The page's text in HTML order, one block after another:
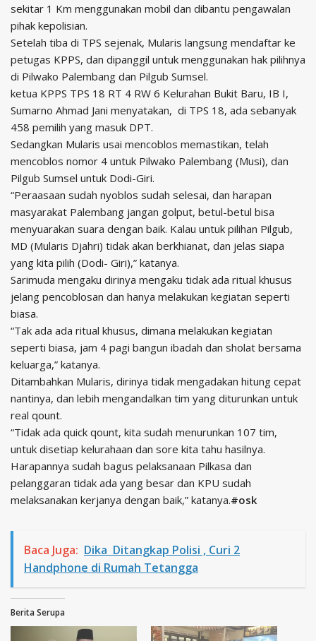
sekitar 1 Km menggunakan mobil dan dibantu pengawalan
pihak kepolisian.
Setelah tiba di TPS sejenak, Mularis langsung mendaftar ke
petugas KPPS, dan dipanggil untuk menggunakan hak pilihnya
di Pilwako Palembang dan Pilgub Sumsel.
ketua KPPS TPS 18 RT 4 RW 6 Kelurahan Bukit Baru, IB I,
Sumarno Ahmad Jani menyatakan, di TPS 18, ada sebanyak
458 pemilih yang masuk DPT.
Sedangkan Mularis usai mencoblos memastikan, telah
mencoblos nomor 4 untuk Pilwako Palembang (Musi), dan
Pilgub Sumsel untuk Dodi-Giri.
“Peraasaan sudah nyoblos sudah selesai, dan harapan
masyarakat Palembang jangan golput, betul-betul bisa
menyuarakan suara dengan baik. Kalau untuk pilihan Pilgub,
MD (Mularis Djahri) tidak akan berkhianat, dan jelas siapa
yang kita pilih (Dodi- Giri),” katanya.
Sarimuda mengaku dirinya mengaku tidak ada ritual khusus
jelang pencoblosan dan hanya melakukan kegiatan seperti
biasa.
“Tak ada ada ritual khusus, dimana melakukan kegiatan
seperti biasa, jam 4 pagi bangun ibadah dan sholat bersama
keluarga,” katanya.
Ditambahkan Mularis, dirinya tidak mengadakan hitung cepat
nantinya, dan lebih mengandalkan tim yang diturunkan untuk
real qount.
“Tidak ada quick qount, kita sudah menurunkan 107 tim,
untuk disetiap kelurahaan dan sore kita tahu hasilnya.
Harapannya sudah bagus pelaksanaan Pilkasa dan
pelanggaran tidak ada yang besar dan KPU sudah
melaksanakan kerjanya dengan baik,” katanya.#osk
Baca Juga: Dika Ditangkap Polisi , Curi 2
Handphone di Rumah Tetangga
Berita Serupa